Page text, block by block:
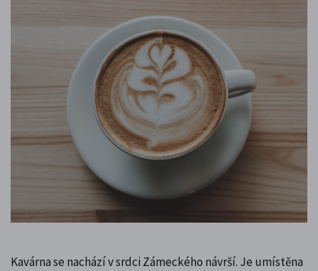
Kavárna se nachází v srdci Zámeckého návrší. Je umístěna